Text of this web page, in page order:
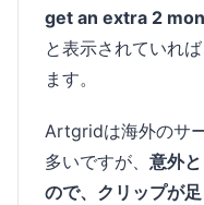
get an extra 2
と表示されていれ
ます。
Artgridは海外のサ
多いですが、 意外
ので、クリップが